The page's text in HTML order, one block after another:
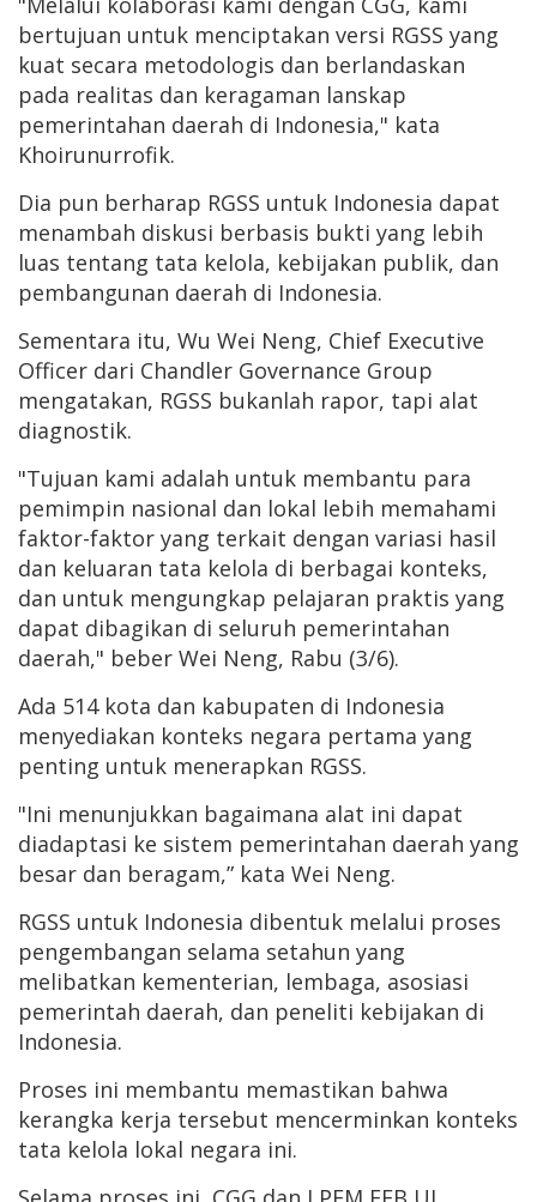
bertujuan untuk menciptakan versi RGSS yang
kuat secara metodologis dan berlandaskan
pada realitas dan keragaman lanskap
pemerintahan daerah di Indonesia," kata
Khoirunurrofik.
Dia pun berharap RGSS untuk Indonesia dapat
menambah diskusi berbasis bukti yang lebih
luas tentang tata kelola, kebijakan publik, dan
pembangunan daerah di Indonesia.
Sementara itu, Wu Wei Neng, Chief Executive
Officer dari Chandler Governance Group
mengatakan, RGSS bukanlah rapor, tapi alat
diagnostik.
"Tujuan kami adalah untuk membantu para
pemimpin nasional dan lokal lebih memahami
faktor-faktor yang terkait dengan variasi hasil
dan keluaran tata kelola di berbagai konteks,
dan untuk mengungkap pelajaran praktis yang
dapat dibagikan di seluruh pemerintahan
daerah," beber Wei Neng, Rabu (3/6).
Ada 514 kota dan kabupaten di Indonesia
menyediakan konteks negara pertama yang
penting untuk menerapkan RGSS.
"Ini menunjukkan bagaimana alat ini dapat
diadaptasi ke sistem pemerintahan daerah yang
besar dan beragam,” kata Wei Neng.
RGSS untuk Indonesia dibentuk melalui proses
pengembangan selama setahun yang
melibatkan kementerian, lembaga, asosiasi
pemerintah daerah, dan peneliti kebijakan di
Indonesia.
Proses ini membantu memastikan bahwa
kerangka kerja tersebut mencerminkan konteks
tata kelola lokal negara ini.